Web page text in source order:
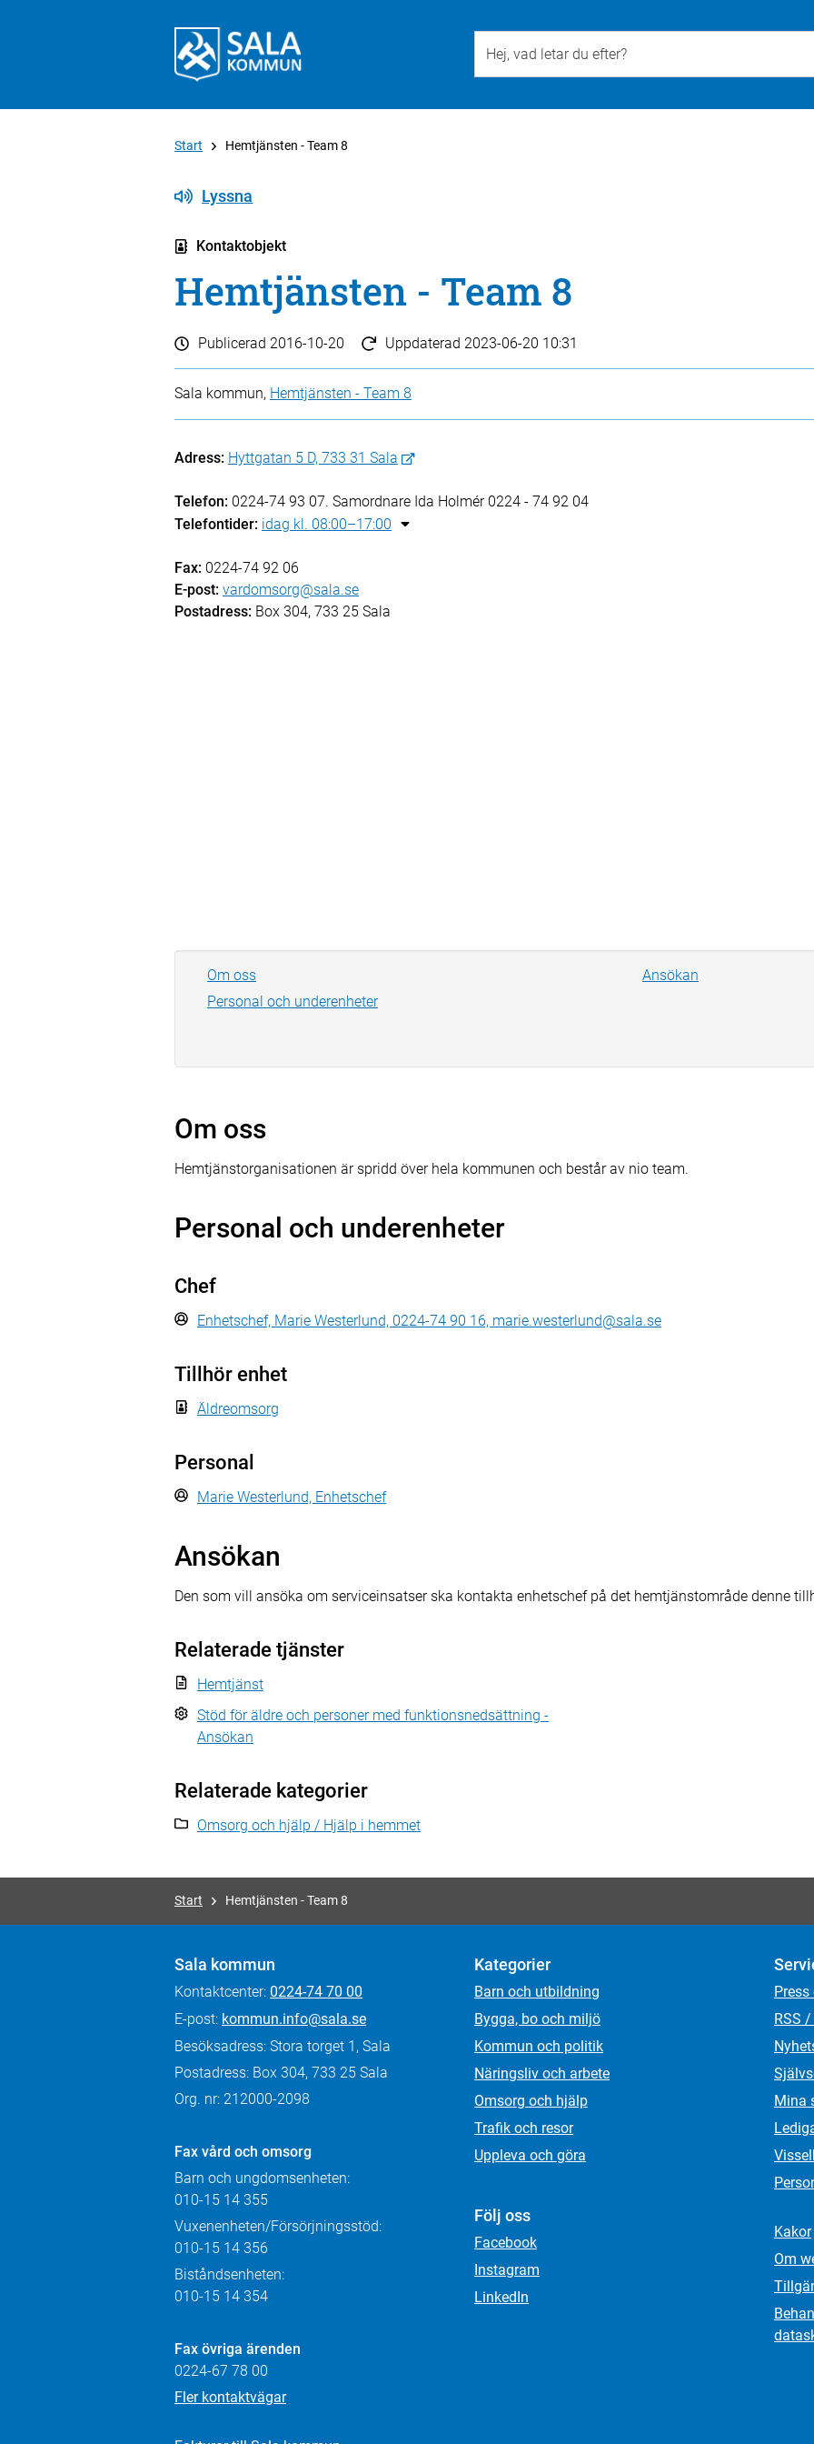
Start Hemtjänsten - Team 8
Lyssna
Kontaktobjekt
Hemtjänsten - Team 8
Publicerad 2016-10-20 Uppdaterad 2023-06-20 10:31
Sala kommun, Hemtjänsten - Team 8
Adress: Hyttgatan 5 D, 733 31 Sala
Telefon: 0224-74 93 07. Samordnare Ida Holmér 0224 - 74 92 04
Telefontider: idag kl. 08:00–17:00
Fax: 0224-74 92 06
E-post: vardomsorg@sala.se
Postadress: Box 304, 733 25 Sala
Om oss
Personal och underenheter
Ansökan
Om oss
Hemtjänstorganisationen är spridd över hela kommunen och består av nio team.
Personal och underenheter
Chef
Enhetschef, Marie Westerlund, 0224-74 90 16, marie.westerlund@sala.se
Tillhör enhet
Äldreomsorg
Personal
Marie Westerlund, Enhetschef
Ansökan
Den som vill ansöka om serviceinsatser ska kontakta enhetschef på det hemtjänstområde denne
Relaterade tjänster
Hemtjänst
Stöd för äldre och personer med funktionsnedsättning -
Ansökan
Relaterade kategorier
Omsorg och hjälp / Hjälp i hemmet
Start Hemtjänsten - Team 8
Sala kommun
Kontaktcenter: 0224-74 70 00
E-post: kommun.info@sala.se
Besöksadress: Stora torget 1, Sala
Postadress: Box 304, 733 25 Sala
Org. nr: 212000-2098
Fax vård och omsorg
Barn och ungdomsenheten:
010-15 14 355
Vuxenenheten/Försörjningsstöd:
010-15 14 356
Biståndsenheten:
010-15 14 354
Fax övriga ärenden
0224-67 78 00
Fler kontaktvägar
Kategorier
Barn och utbildning
Bygga, bo och miljö
Kommun och politik
Näringsliv och arbete
Omsorg och hjälp
Trafik och resor
Uppleva och göra
Följ oss
Facebook
Instagram
LinkedIn
RSS
Mina
Kakor
Om